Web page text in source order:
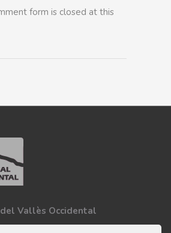
form is closed at this
Vallès Occidental